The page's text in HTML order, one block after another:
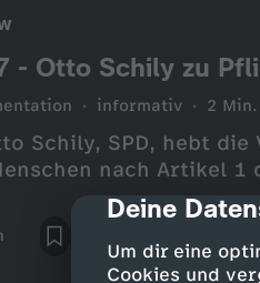
cmp-
Deine
Um dir eine
Cookies und
- Otto Schily zu
informativ 2 Min.
Schily, SPD, hebt
nach Artikel 1